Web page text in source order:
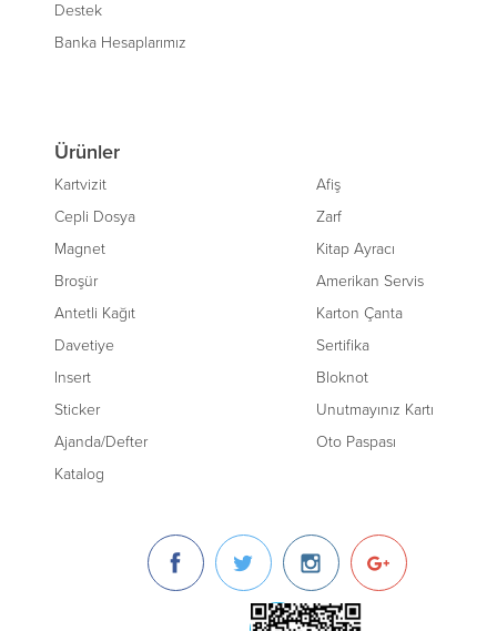
Destek
Banka Hesaplarımız
Ürünler
Kartvizit
Cepli Dosya
Magnet
Broşür
Antetli Kağıt
Davetiye
Insert
Sticker
Ajanda/Defter
Katalog
Afiş
Zarf
Kitap Ayracı
Amerikan Servis
Karton Çanta
Sertifika
Bloknot
Unutmayınız Kartı
Oto Paspası